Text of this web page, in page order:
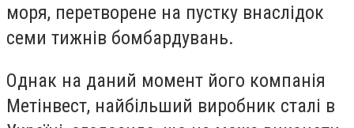
моря, перетворене на пустку внаслідок
семи тижнів бомбардувань.
Однак на даний момент його компанія
Метінвест, найбільший виробник сталі в